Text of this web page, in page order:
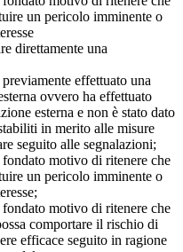
un pericolo imminente o
direttamente una
effettuato una
ovvero ha effettuato
esterna e non è stato dato
in merito alle misure
seguito alle segnalazioni;
fondato motivo di ritenere che
un pericolo imminente o
fondato motivo di ritenere che
comportare il rischio di
efficace seguito in ragione